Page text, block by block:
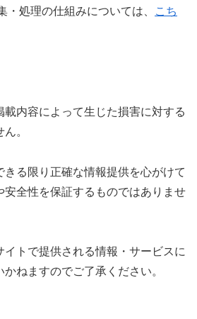
・処理の仕組みについては、
こち
載内容によって生じた損害に対する
。
る限り正確な情報提供を心がけて
安全性を保証するものではありませ
イトで提供される情報・サービスに
ねますのでご了承ください。